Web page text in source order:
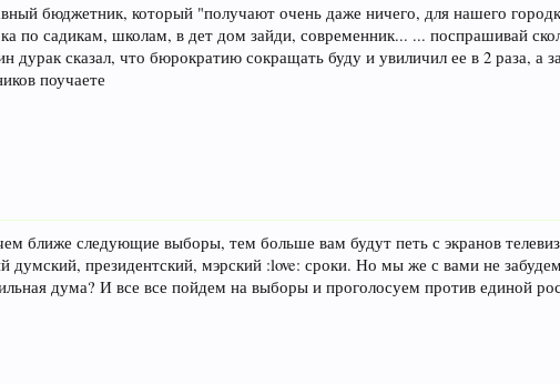
бюджетник, который "получают очень даже ничего, для нашего
по садикам, школам, в дет дом зайди, современник... ... поспрашивай
дурак сказал, что бюрократию сокращать буду и увиличил ее в 2 раза, а
поучаете
ближе следующие выборы, тем больше вам будут петь с экранов
думский, президентский, мэрский :love: сроки. Но мы же с вами не
дума? И все все пойдем на выборы и проголосуем против единой